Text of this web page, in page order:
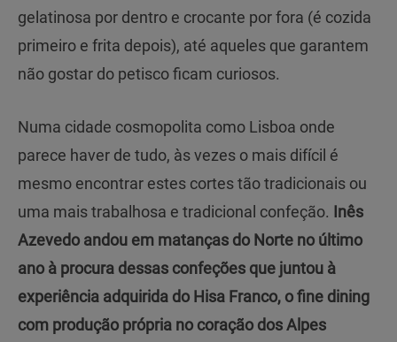
gelatinosa por dentro e crocante por fora (é cozida
primeiro e frita depois), até aqueles que garantem
não gostar do petisco ficam curiosos.
Numa cidade cosmopolita como Lisboa onde
parece haver de tudo, às vezes o mais difícil é
mesmo encontrar estes cortes tão tradicionais ou
uma mais trabalhosa e tradicional confeção. Inês
Azevedo andou em matanças do Norte no último
ano à procura dessas confeções que juntou à
experiência adquirida do Hisa Franco, o fine dining
com produção própria no coração dos Alpes